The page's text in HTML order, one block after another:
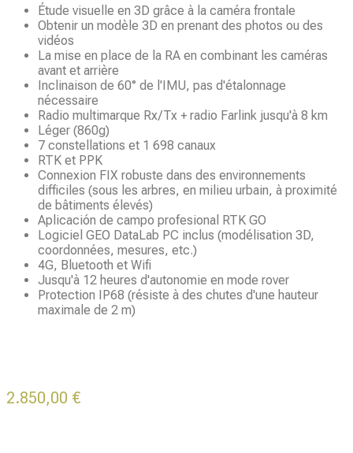
Étude visuelle en 3D grâce à la caméra frontale
Obtenir un modèle 3D en prenant des photos ou des
vidéos
La mise en place de la RA en combinant les caméras
avant et arrière
Inclinaison de 60° de l'IMU, pas d'étalonnage
nécessaire
Radio multimarque Rx/Tx + radio Farlink jusqu'à 8 km
Léger (860g)
7 constellations et 1 698 canaux
RTK et PPK
Connexion FIX robuste dans des environnements
difficiles (sous les arbres, en milieu urbain, à proximité
de bâtiments élevés)
Aplicación de campo profesional RTK GO
Logiciel GEO DataLab PC inclus (modélisation 3D,
coordonnées, mesures, etc.)
4G, Bluetooth et Wifi
Jusqu'à 12 heures d'autonomie en mode rover
Protection IP68 (résiste à des chutes d'une hauteur
maximale de 2 m)
2.850,00 €